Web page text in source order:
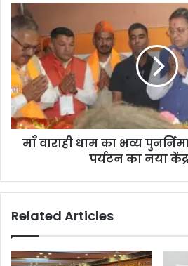
माँ वाराही धाम का भव्य
पर्यटन का नया
Related Articles